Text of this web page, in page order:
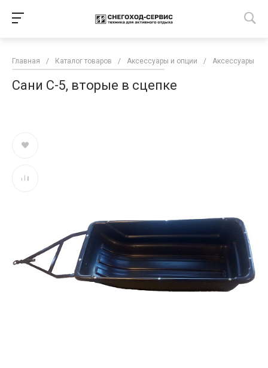
Главная / Каталог товаров / Аксессуары и опции / Аксессуары
Сани С-5, вторые в сцепке